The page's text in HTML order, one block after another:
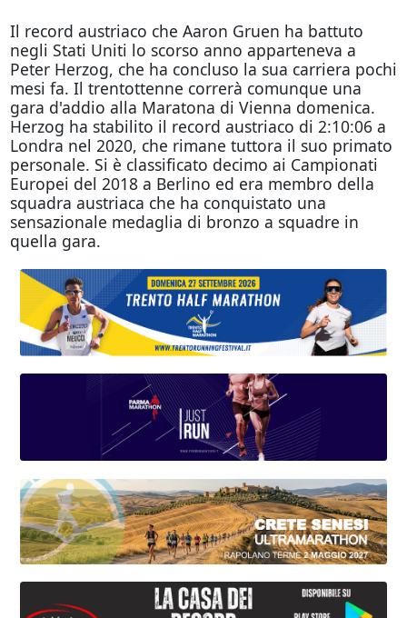
Il record austriaco che Aaron Gruen ha battuto
negli Stati Uniti lo scorso anno apparteneva a
Peter Herzog, che ha concluso la sua carriera pochi
mesi fa. Il trentottenne correrà comunque una
gara d'addio alla Maratona di Vienna domenica.
Herzog ha stabilito il record austriaco di 2:10:06 a
Londra nel 2020, che rimane tuttora il suo primato
personale. Si è classificato decimo ai Campionati
Europei del 2018 a Berlino ed era membro della
squadra austriaca che ha conquistato una
sensazionale medaglia di bronzo a squadre in
quella gara.